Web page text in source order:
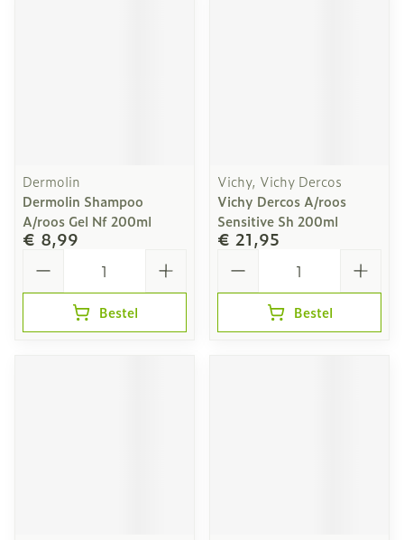
Dermolin
Dermolin Shampoo
A/roos Gel Nf 200ml
€ 8,99
Bestel
Vichy, Vichy Dercos
Vichy Dercos A/roos
Sensitive Sh 200ml
€ 21,95
Bestel